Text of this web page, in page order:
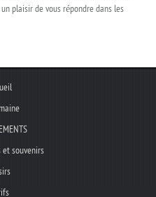
plaisir de vous répondre dans les
et souvenirs